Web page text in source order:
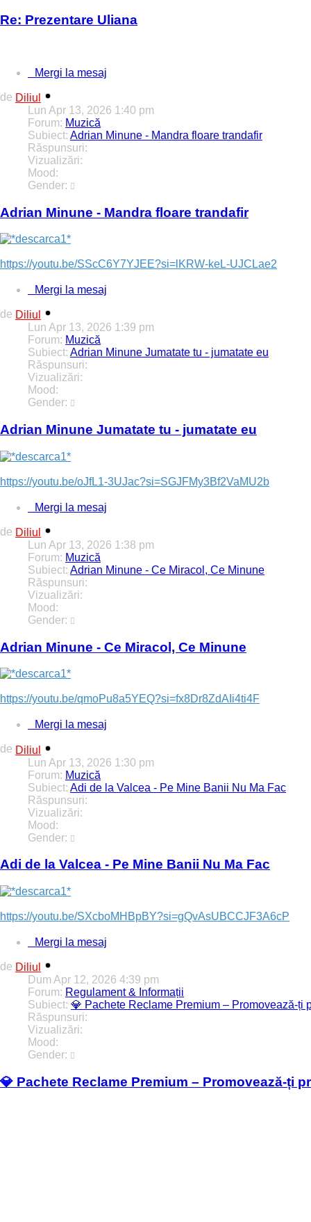
Re: Prezentare Uliana
Mergi la mesaj
de Diliul
Lun Apr 13, 2026 1:40 pm
Forum: Muzică
Subiect: Adrian Minune - Mandra floare trandafir
Răspunsuri:
Vizualizări:
Mood:
Gender:
Adrian Minune - Mandra floare trandafir
https://youtu.be/SScC6Y7YJEE?si=lKRW-keL-UJCLae2
Mergi la mesaj
de Diliul
Lun Apr 13, 2026 1:39 pm
Forum: Muzică
Subiect: Adrian Minune Jumatate tu - jumatate eu
Răspunsuri:
Vizualizări:
Mood:
Gender:
Adrian Minune Jumatate tu - jumatate eu
https://youtu.be/oJfL1-3UJac?si=SGJFMy3Bf2VaMU2b
Mergi la mesaj
de Diliul
Lun Apr 13, 2026 1:38 pm
Forum: Muzică
Subiect: Adrian Minune - Ce Miracol, Ce Minune
Răspunsuri:
Vizualizări:
Mood:
Gender:
Adrian Minune - Ce Miracol, Ce Minune
https://youtu.be/qmoPu8a5YEQ?si=fx8Dr8ZdAIi4ti4F
Mergi la mesaj
de Diliul
Lun Apr 13, 2026 1:30 pm
Forum: Muzică
Subiect: Adi de la Valcea - Pe Mine Banii Nu Ma Fac
Răspunsuri:
Vizualizări:
Mood:
Gender:
Adi de la Valcea - Pe Mine Banii Nu Ma Fac
https://youtu.be/SXcboMHBpBY?si=gQvAsUBCCJF3A6cP
Mergi la mesaj
de Diliul
Dum Apr 12, 2026 4:39 pm
Forum: Regulament & Informații
Subiect: 💎 Pachete Reclame Premium – Promovează-ți
Răspunsuri:
Vizualizări:
Mood:
Gender:
💎 Pachete Reclame Premium – Promovează-ți